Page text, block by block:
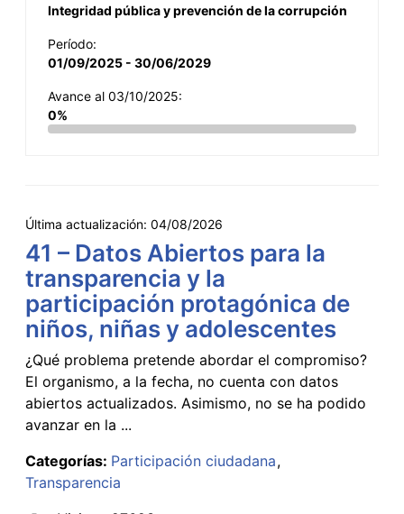
Integridad pública y prevención de la corrupción
Período:
01/09/2025 - 30/06/2029
Avance al 03/10/2025:
0%
Última actualización: 04/08/2026
41 – Datos Abiertos para la
transparencia y la
participación protagónica de
niños, niñas y adolescentes
¿Qué problema pretende abordar el compromiso?
El organismo, a la fecha, no cuenta con datos
abiertos actualizados. Asimismo, no se ha podido
avanzar en la ...
Categorías: Participación ciudadana
Transparencia